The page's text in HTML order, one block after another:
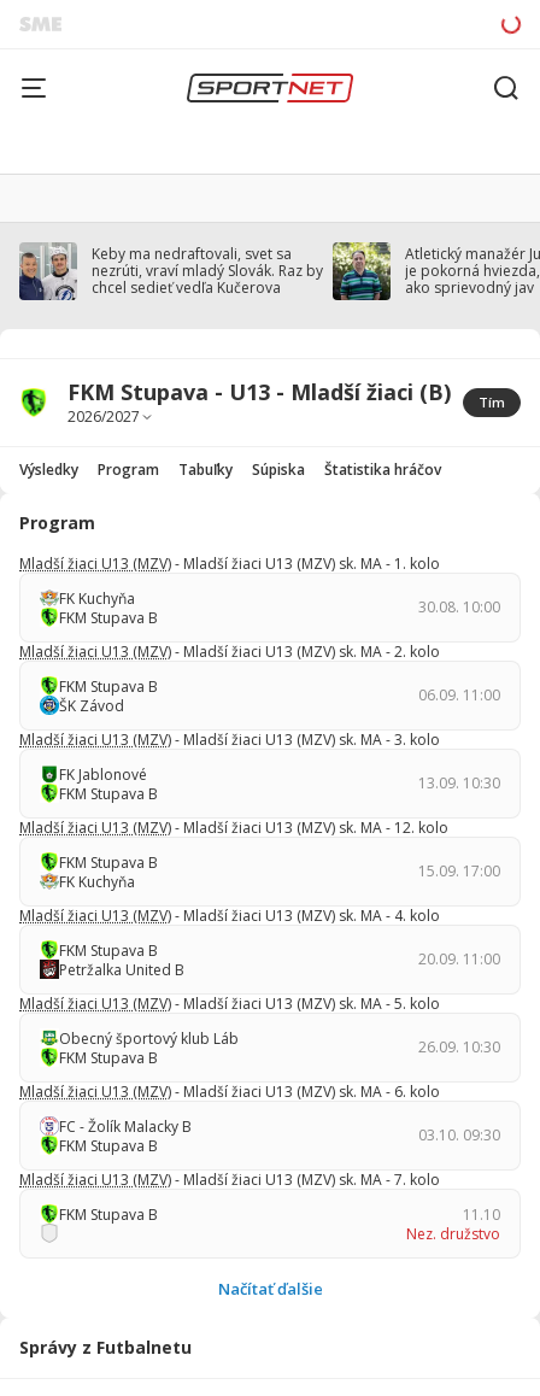
Keby ma nedraftovali, svet sa
nezrúti, vraví mladý Slovák. Raz by
chcel sedieť vedľa Kučerova
Atletický manažér
je pokorná
ako sprievodný jav
FKM Stupava - U13 - Mladší žiaci (B) Tím
Výsledky Program Tabuľky Súpiska Štatistika hráčov
Program
Mladší žiaci U13 (MZV)- Mladší žiaci U13 (MZV) sk. MA - 1. kolo
FK Kuchyňa
FKM Stupava B
30.08. 10:00
Mladší žiaci U13 (MZV)- Mladší žiaci U13 (MZV) sk. MA - 2. kolo
FKM Stupava B
ŠK Závod
06.09. 11:00
Mladší žiaci U13 (MZV)- Mladší žiaci U13 (MZV) sk. MA - 3. kolo
FK Jablonové
FKM Stupava B
13.09. 10:30
Mladší žiaci U13 (MZV)- Mladší žiaci U13 (MZV) sk. MA - 12. kolo
FKM Stupava B
FK Kuchyňa
15.09. 17:00
Mladší žiaci U13 (MZV)- Mladší žiaci U13 (MZV) sk. MA - 4. kolo
FKM Stupava B
Petržalka United B
20.09. 11:00
Mladší žiaci U13 (MZV)- Mladší žiaci U13 (MZV) sk. MA - 5. kolo
Obecný športový klub Láb
FKM Stupava B
26.09. 10:30
Mladší žiaci U13 (MZV)- Mladší žiaci U13 (MZV) sk. MA - 6. kolo
FC - Žolík Malacky B
FKM Stupava B
03.10. 09:30
Mladší žiaci U13 (MZV)- Mladší žiaci U13 (MZV) sk. MA - 7. kolo
FKM Stupava B
11.10
Nez. družstvo
Načítať ďalšie
Správy z Futbalnetu